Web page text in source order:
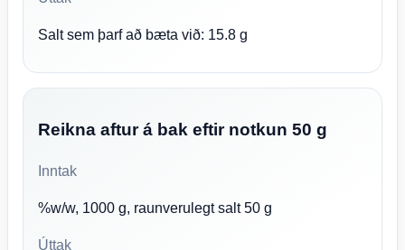
Salt sem þarf að bæta við: 15.8 g
Reikna aftur á bak eftir notkun 50 g
Inntak
%w/w, 1000 g, raunverulegt salt 50 g
Úttak